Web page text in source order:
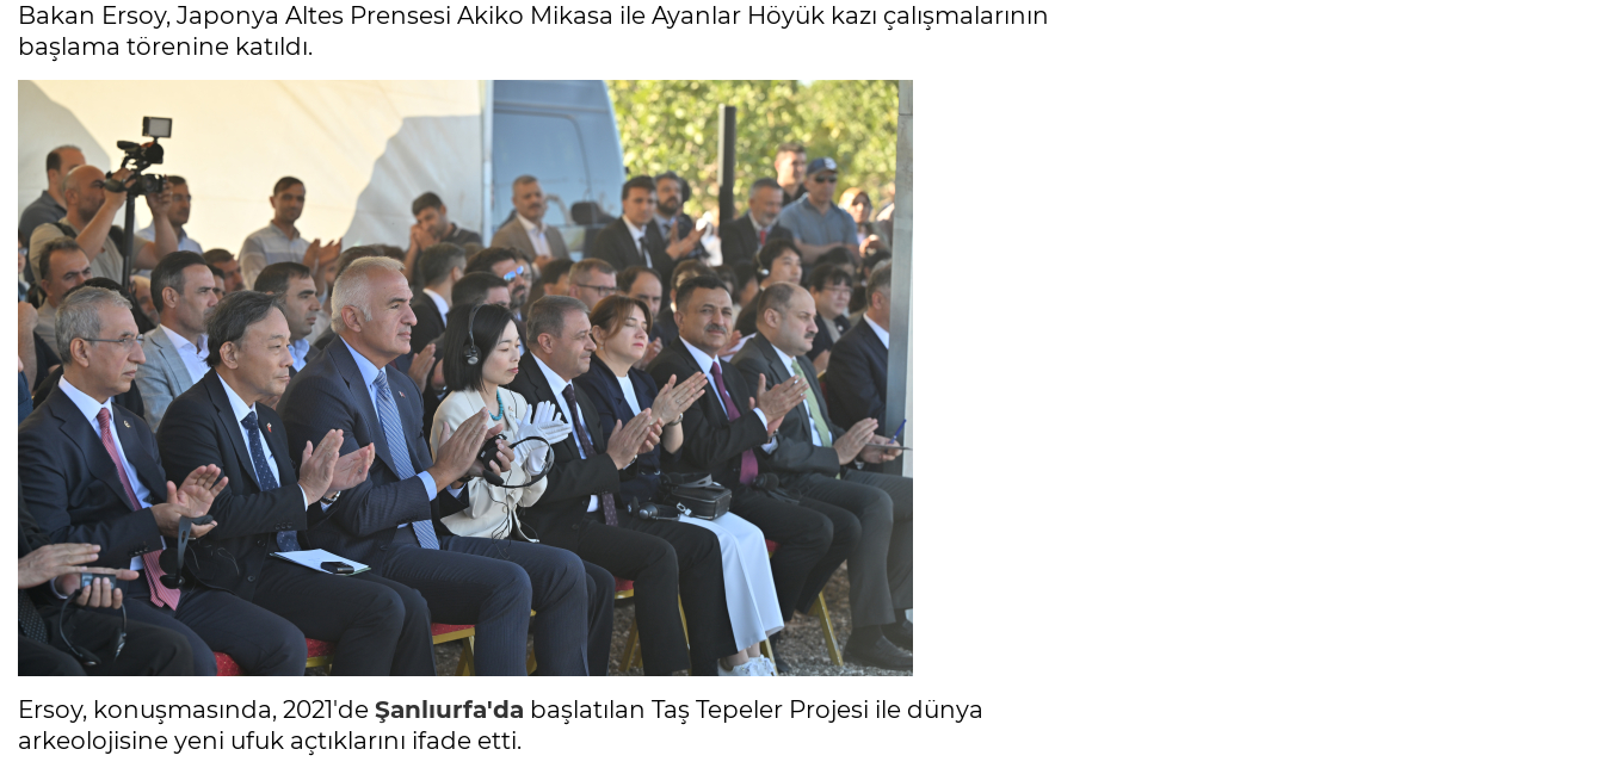
Bakan Ersoy, Japonya Altes Prensesi Akiko Mikasa ile Ayanlar Höyük kazı çalışmalarının
başlama törenine katıldı.
Ersoy, konuşmasında, 2021'de Şanlıurfa'da başlatılan Taş Tepeler Projesi ile dünya
arkeolojisine yeni ufuk açtıklarını ifade etti.